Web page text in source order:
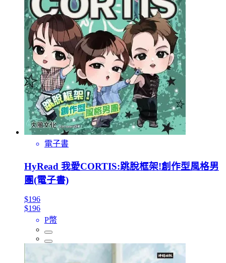
電子書
HyRead 我愛CORTIS:跳脫框架!創作型風格男
團(電子書)
$196
$196
P幣